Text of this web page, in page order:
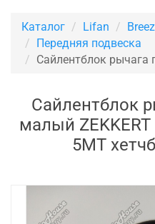
Каталог Lifan Breez
Передняя подвеска
Сайлентблок рычага
Сайлентблок
малый
5MT